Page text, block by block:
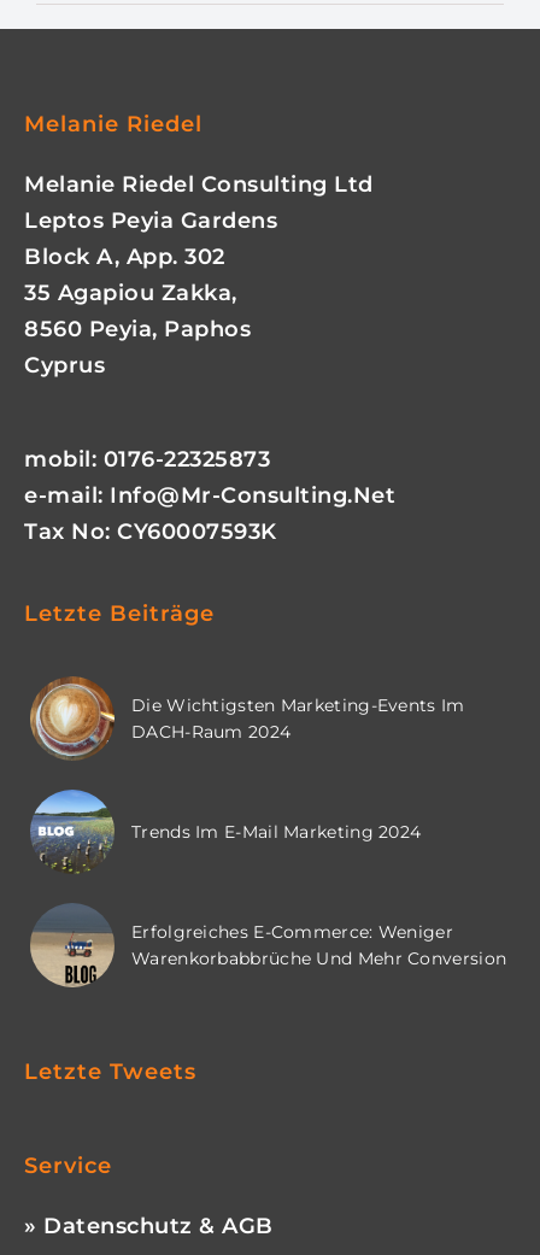
Melanie Riedel
Melanie Riedel Consulting Ltd
Leptos Peyia Gardens
Block A, App. 302
35 Agapiou Zakka,
8560 Peyia, Paphos
Cyprus
mobil: 0176-22325873
e-mail: Info@mr-Consulting.net
Tax No: CY60007593K
Letzte Beiträge
Die Wichtigsten Marketing-Events Im
DACH-Raum 2024
Trends Im E-Mail Marketing 2024
Erfolgreiches E-Commerce: Weniger
Warenkorbabbrüche Und Mehr Conversion
Letzte Tweets
Service
» Datenschutz & AGB